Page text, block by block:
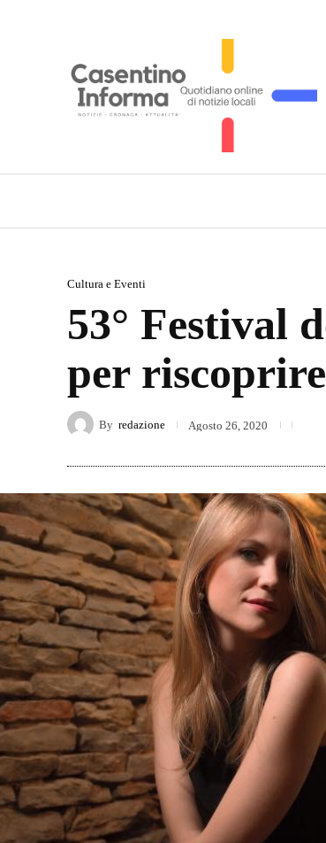
Cultura e Eventi
53° Festival
per
By redazione Agosto 26, 2020